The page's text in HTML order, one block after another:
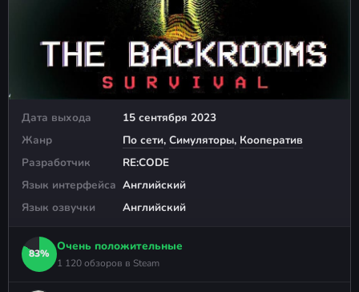
Дата выхода
15 сентября 2023
Жанр
По сети, Симуляторы, Кооператив
Разработчик
RE:CODE
Язык интерфейса Английский
Язык озвучки
Английский
83%
Очень положительные
1 120 обзоров в Steam